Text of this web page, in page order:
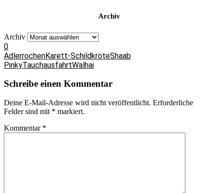
Archiv
Archiv
0
AdlerrochenKarett-SchildkröteShaab
PinkyTauchausfahrtWalhai
Schreibe einen Kommentar
Deine E-Mail-Adresse wird nicht veröffentlicht. Erforderliche
Felder sind mit * markiert.
Kommentar *